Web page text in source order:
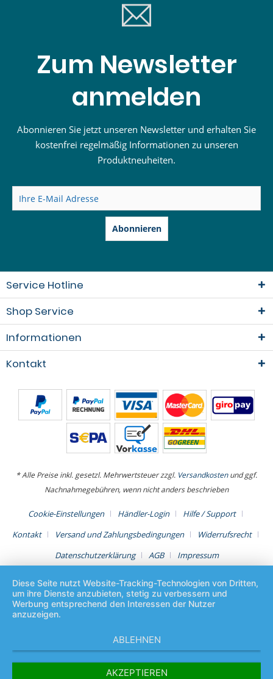
Zum Newsletter
anmelden
Abonnieren Sie jetzt unseren Newsletter und erhalten Sie
kostenfrei regelmäßig Informationen zu unseren
Produktneuheiten.
Abonnieren
Service Hotline
Shop Service
Informationen
Kontakt
* Alle Preise inkl. gesetzl. Mehrwertsteuer zzgl. Versandkostenund ggf.
Nachnahmegebühren, wenn nicht anders beschrieben
Cookie-Einstellungen Händler-Login
Hilfe / Support
Kontakt
Versand und Zahlungsbedingungen
Widerrufsrecht
Datenschutzerklärung
AGB Impressum
Diese Seite nutzt Website-Tracking-Technologien von Dritten,
um ihre Dienste anzubieten, stetig zu verbessern und
Werbung entsprechend den Interessen der Nutzer
anzuzeigen.
ABLEHNEN
AKZEPTIEREN